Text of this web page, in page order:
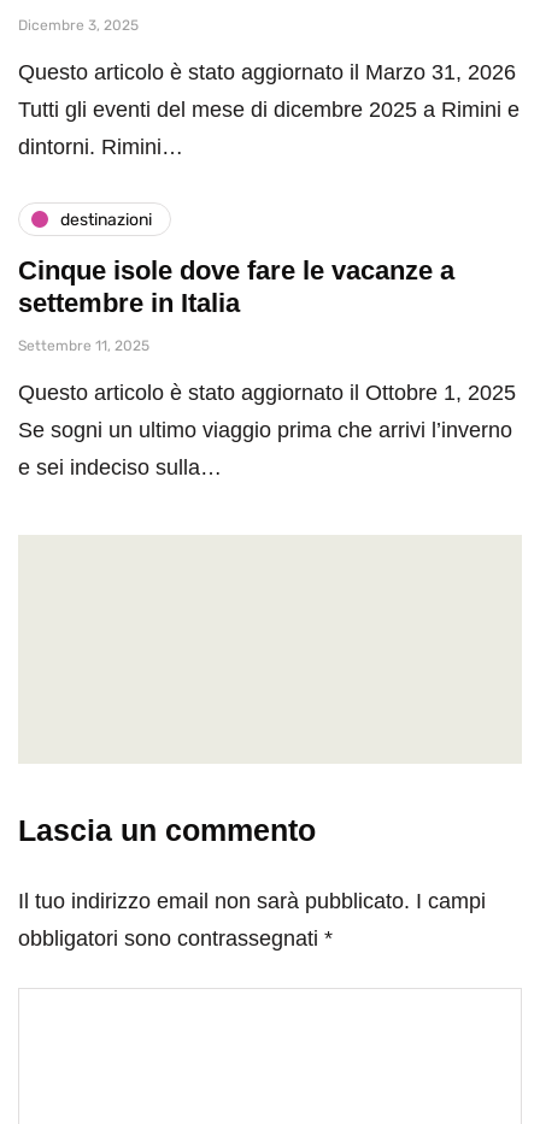
Dicembre 3, 2025
Questo articolo è stato aggiornato il Marzo 31, 2026
Tutti gli eventi del mese di dicembre 2025 a Rimini e
dintorni. Rimini…
destinazioni
Cinque isole dove fare le vacanze a
settembre in Italia
Settembre 11, 2025
Questo articolo è stato aggiornato il Ottobre 1, 2025
Se sogni un ultimo viaggio prima che arrivi l’inverno
e sei indeciso sulla…
Lascia un commento
Il tuo indirizzo email non sarà pubblicato. I campi
obbligatori sono contrassegnati *